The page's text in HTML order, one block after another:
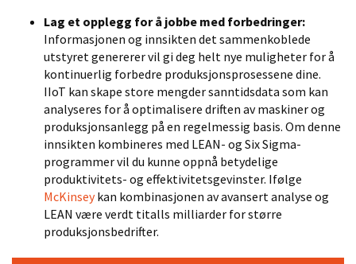
Lag et opplegg for å jobbe med forbedringer:
Informasjonen og innsikten det sammenkoblede
utstyret genererer vil gi deg helt nye muligheter for å
kontinuerlig forbedre produksjonsprosessene dine.
IIoT kan skape store mengder sanntidsdata som kan
analyseres for å optimalisere driften av maskiner og
produksjonsanlegg på en regelmessig basis. Om denne
innsikten kombineres med LEAN- og Six Sigma-
programmer vil du kunne oppnå betydelige
produktivitets- og effektivitetsgevinster. Ifølge
McKinseykan kombinasjonen av avansert analyse og
LEAN være verdt titalls milliarder for større
produksjonsbedrifter.